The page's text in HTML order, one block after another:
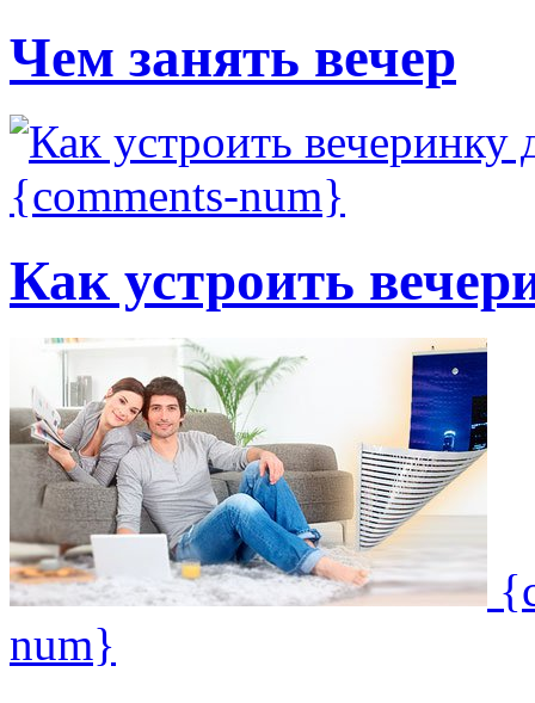
Чем занять вечер
{comments-num}
Как устроить
num}